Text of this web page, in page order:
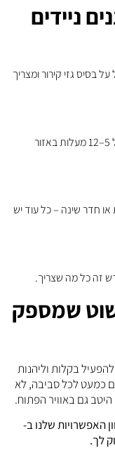
ניידים
בסיס גזי קירור ומצריך
תלוי בתנאי הסביבה, אך לרוב מדובר בהורדה של 5–12 מעלות באזור
חדר שינה – כל עוד יש
זה כל מה שצריך.
שמספק
בקלות וליהנות
כמעט לכל סביבה, לא
גם באוויר הפתוח.
האפשרויות שלנו ב-
לך.